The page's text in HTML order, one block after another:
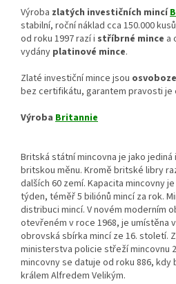
Výroba zlatých investičních mincí
stabilní, roční náklad cca 150.000
od roku 1997 razí i stříbrné mince a
vydány platinové mince.
Zlaté investiční mince jsou
bez certifikátu, garantem pravosti je
Výroba Britannie
Britská státní mincovna je jako
britskou měnu. Kromě britské libry
dalších 60 zemí. Kapacita mincovny
týden, téměř 5 biliónů mincí za rok.
distribuci mincí. V novém moderním
otevřeném v roce 1968, je umístěna
obrovská sbírka mincí ze 16. století.
ministerstva policie střeží mincovnu
mincovny se datuje od roku 886, kdy
králem Alfredem Velikým.